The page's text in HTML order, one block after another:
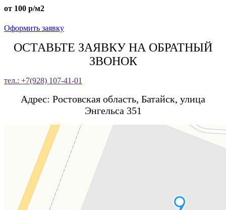
от 100 р/м2
Оформить заявку
ОСТАВЬТЕ ЗАЯВКУ НА ОБРАТНЫЙ
ЗВОНОК
тел.: +7(928) 107-41-01
Адрес: Ростовская область, Батайск, улица
Энгельса 351